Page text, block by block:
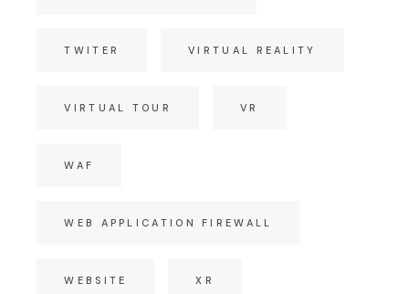
TWITER VIRTUAL REALITY
VIRTUAL TOUR VR
WAF
WEB APPLICATION FIREWALL
WEBSITE XR